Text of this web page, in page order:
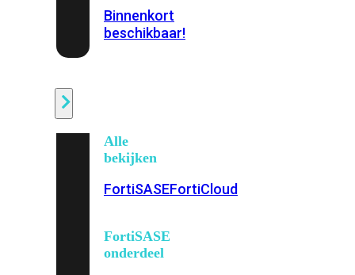
Binnenkort
beschikbaar!
Alle
bekijken
FortiSASEFortiCloud
FortiSASE
onderdeel